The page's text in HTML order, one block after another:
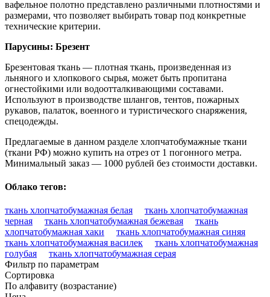
вафельное полотно представлено различными плотностями и
размерами, что позволяет выбирать товар под конкретные
технические критерии.
Парусины: Брезент
Брезентовая ткань — плотная ткань, произведенная из
льняного и хлопкового сырья, может быть пропитана
огнестойкими или водоотталкивающими составами.
Используют в производстве шлангов, тентов, пожарных
рукавов, палаток, военного и туристического снаряжения,
спецодежды.
Предлагаемые в данном разделе хлопчатобумажные ткани
(ткани РФ) можно купить на отрез от 1 погонного метра.
Минимальный заказ — 1000 рублей без стоимости доставки.
Облако тегов:
ткань хлопчатобумажная белая
ткань хлопчатобумажная
черная
ткань хлопчатобумажная бежевая
ткань
хлопчатобумажная хаки
ткань хлопчатобумажная синяя
ткань хлопчатобумажная василек
ткань хлопчатобумажная
голубая
ткань хлопчатобумажная серая
Фильтр по параметрам
Сортировка
По алфавиту (возрастание)